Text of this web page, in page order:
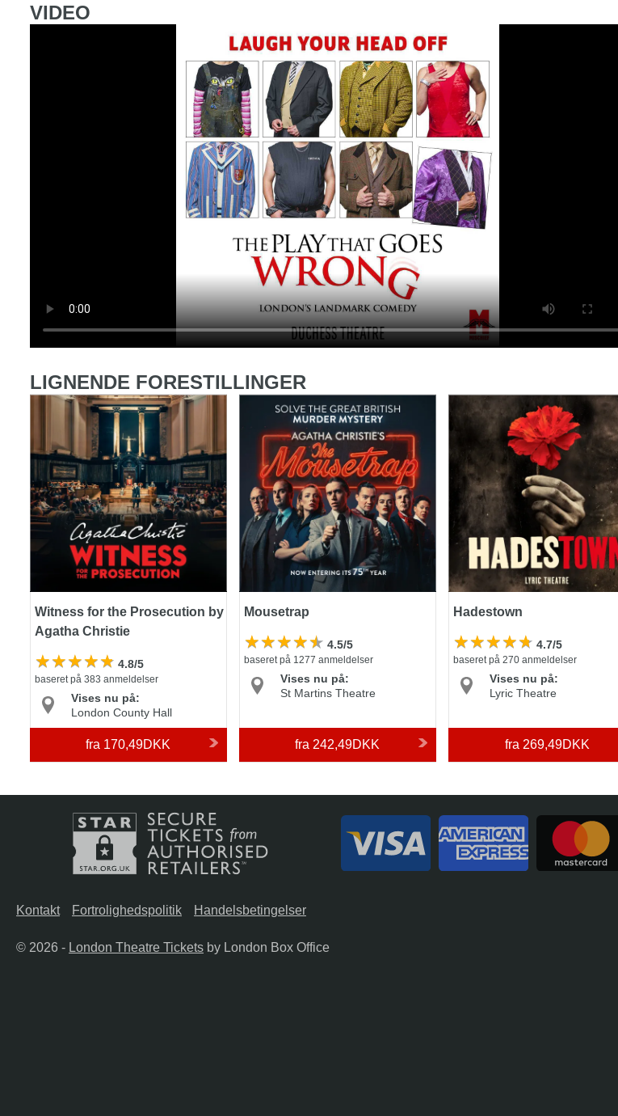
VIDEO
LIGNENDE FORESTILLINGER
Witness for the Prosecution by
Agatha Christie
Witness for the Prosecution by
Agatha Christie
4.8/5
baseret på 383 anmeldelser
Vises nu på:
London County Hall
fra 170,49DKK
Mousetrap
Mousetrap
4.5/5
baseret på 1277 anmeldelser
Vises nu på:
St Martins Theatre
fra 242,49DKK
Hadestown
Hadestown
4.7/5
baseret på 270 anmeldelser
Vises nu på:
Lyric Theatre
fra 269,49DKK
Kontakt Fortrolighedspolitik Handelsbetingelser
© 2026 - London Theatre Tickets by London Box Office